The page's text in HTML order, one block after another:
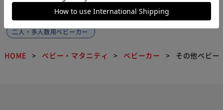
ベビーカー小物
背面ベビーカー・バギー
二人・多人数用ベビーカー
HOME ベビー・マタニティ ベビーカー その他ベビー